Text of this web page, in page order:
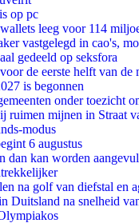
op pc
leeg voor 114
vastgelegd in cao's,
gedeeld op seksfora
de eerste helft van de
is begonnen
onder toezicht
ruimen mijnen in Straat
modus
6 augustus
dan kan worden
na golf van diefstal en
Duitsland na snelheid